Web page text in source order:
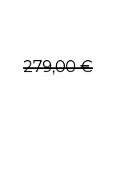
279,00 €